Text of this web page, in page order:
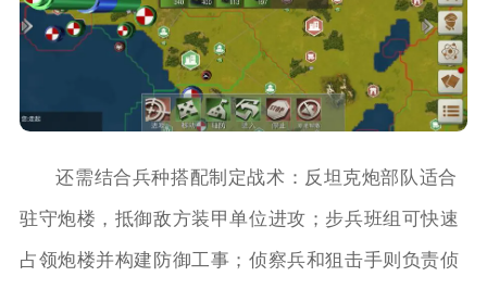
还需结合兵种搭配制定战术：反坦克炮部队适合
驻守炮楼，抵御敌方装甲单位进攻；步兵班组可快速
占领炮楼并构建防御工事；侦察兵和狙击手则负责侦